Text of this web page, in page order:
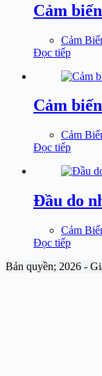
Cảm
Cảm
Đọc tiếp
Cảm
Cảm
Đọc tiếp
Đầu do
Cảm
Đọc tiếp
Bản quyền; 2026 -